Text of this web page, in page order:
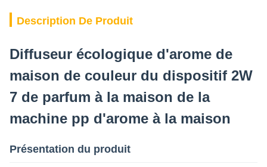
Description De Produit
Diffuseur écologique d'arome de
maison de couleur du dispositif 2W
7 de parfum à la maison de la
machine pp d'arome à la maison
Présentation du produit